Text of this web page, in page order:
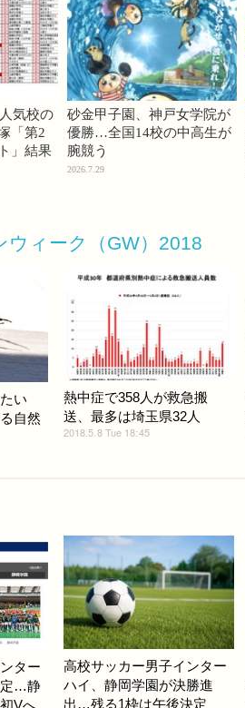
気校の
「第2
」結果
砂金甲子園、神戸女学院が
優勝…全国14校の中高生が
腕競う
2026.7.29
ウィーク（GW）2018
い
自然
熱中症で358人が救急搬
送、最多は埼玉県32人
2018.5.8 Tue 18:45
ター
定…静
高校サッカー男子インター
ハイ、静岡学園が決勝進
出…残る1枠は午後決定